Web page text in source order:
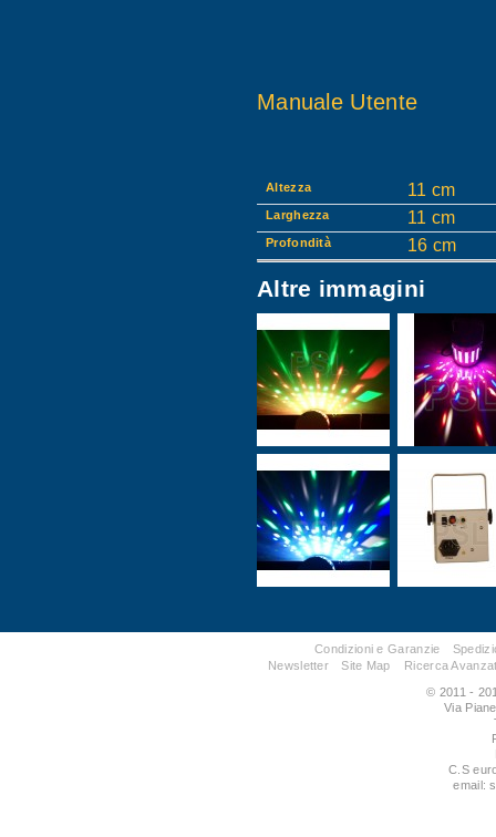
Manuale Utente
Altezza 11 cm
Larghezza 11 cm
Profondità 16 cm
Altre immagini
Condizioni e Garanzie
Newsletter
Site Map
Ricerca
© 2011 -
Via
C.S
email: